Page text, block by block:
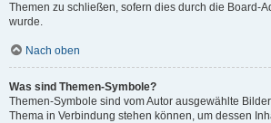
Themen zu schließen, sofern dies durch die Board-
wurde.
Nach oben
Was sind Themen-Symbole?
Themen-Symbole sind vom Autor ausgewählte
Thema in Verbindung stehen können, um dessen